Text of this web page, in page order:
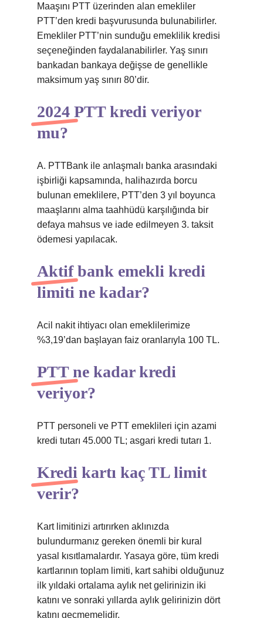
Maaşını PTT üzerinden alan emekliler
PTT’den kredi başvurusunda bulunabilirler.
Emekliler PTT’nin sunduğu emeklilik kredisi
seçeneğinden faydalanabilirler. Yaş sınırı
bankadan bankaya değişse de genellikle
maksimum yaş sınırı 80’dir.
2024 PTT kredi veriyor
mu?
A. PTTBank ile anlaşmalı banka arasındaki
işbirliği kapsamında, halihazırda borcu
bulunan emeklilere, PTT’den 3 yıl boyunca
maaşlarını alma taahhüdü karşılığında bir
defaya mahsus ve iade edilmeyen 3. taksit
ödemesi yapılacak.
Aktif bank emekli kredi
limiti ne kadar?
Acil nakit ihtiyacı olan emeklilerimize
%3,19’dan başlayan faiz oranlarıyla 100 TL.
PTT ne kadar kredi
veriyor?
PTT personeli ve PTT emeklileri için azami
kredi tutarı 45.000 TL; asgari kredi tutarı 1.
Kredi kartı kaç TL limit
verir?
Kart limitinizi artırırken aklınızda
bulundurmanız gereken önemli bir kural
yasal kısıtlamalardır. Yasaya göre, tüm kredi
kartlarının toplam limiti, kart sahibi olduğunuz
ilk yıldaki ortalama aylık net gelirinizin iki
katını ve sonraki yıllarda aylık gelirinizin dört
katını geçmemelidir.